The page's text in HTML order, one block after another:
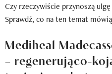
Czy rzeczywiście przynoszą
Sprawdź, co na ten temat
Mediheal
– regenerująco-